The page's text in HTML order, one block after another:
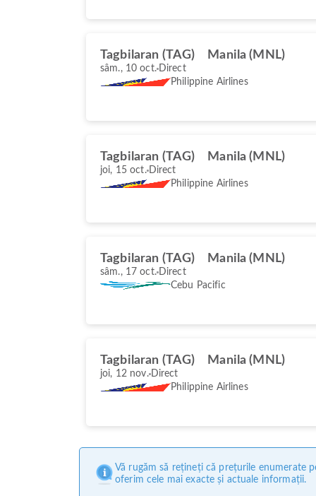
Tagbilaran (TAG) Manila (MNL)
sâm., 10 oct. Direct
Philippine Airlines
Tagbilaran (TAG) Manila (MNL)
joi, 15 oct. Direct
Philippine Airlines
Tagbilaran (TAG) Manila (MNL)
sâm., 17 oct. Direct
Cebu Pacific
Tagbilaran (TAG) Manila (MNL)
joi, 12 nov. Direct
Philippine Airlines
Vă rugăm să rețineți că prețurile enumerate
oferim cele mai exacte și actuale informații.